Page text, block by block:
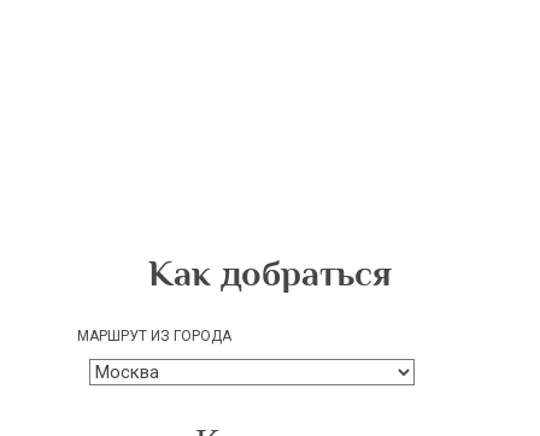
Как добраться
МАРШРУТ ИЗ ГОРОДА